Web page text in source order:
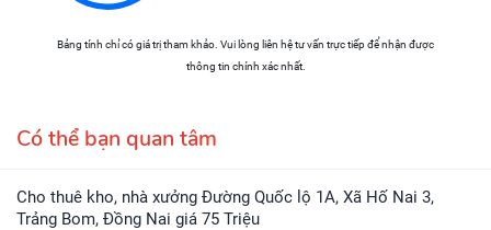
Bảng tính chỉ có giá trị tham khảo. Vui lòng liên hệ tư vấn trực tiếp để nhận được
thông tin chính xác nhất.
Có thể bạn quan tâm
Cho thuê kho, nhà xưởng Đường Quốc lộ 1A, Xã Hố Nai 3,
Trảng Bom, Đồng Nai giá 75 Triệu